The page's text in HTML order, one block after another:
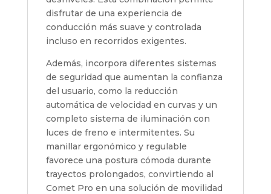
disfrutar de una experiencia de
conducción más suave y controlada
incluso en recorridos exigentes.
Además, incorpora diferentes sistemas
de seguridad que aumentan la confianza
del usuario, como la reducción
automática de velocidad en curvas y un
completo sistema de iluminación con
luces de freno e intermitentes. Su
manillar ergonómico y regulable
favorece una postura cómoda durante
trayectos prolongados, convirtiendo al
Comet Pro en una solución de movilidad